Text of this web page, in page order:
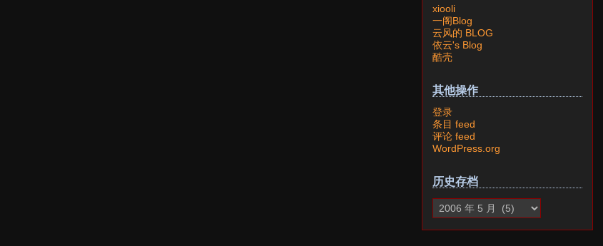
xiooli
一阁Blog
云风的 BLOG
依云's Blog
酷壳
其他操作
登录
条目 feed
评论 feed
WordPress.org
历史存档